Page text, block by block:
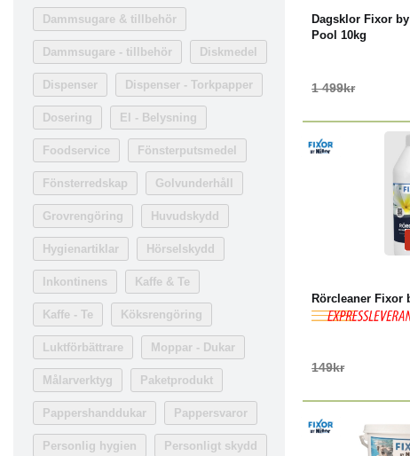
Dammsugare & tillbehör
Dammsugare - tillbehör Diskmedel
Dispenser Dispenser - Torkpapper
Dosering El - Belysning
Foodservice Fönsterputsmedel
Fönsterredskap Golvunderhåll
Grovrengöring Huvudskydd
Hygienartiklar Hörselskydd
Inkontinens Kaffe & Te
Kaffe - Te Köksrengöring
Luktförbättrare Moppar - Dukar
Målarverktyg Paketprodukt
Pappershanddukar Pappersvaror
Personlig hygien Personligt skydd
Dagsklor Fixor
Pool 10kg
1 499kr
Rörcleaner Fixor
149kr
Köp